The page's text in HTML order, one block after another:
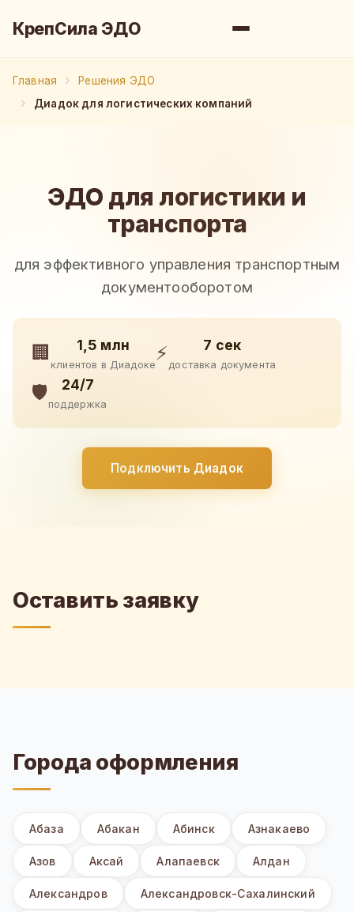
КрепСила ЭДО
Главная
Решения ЭДО
Диадок для логистических компаний
ЭДО для логистики и
транспорта
для эффективного управления транспортным
документооборотом
🏢 1,5 млн
клиентов в Диадоке
⚡ 7 сек
доставка документа
🛡️ 24/7
поддержка
Подключить Диадок
Оставить заявку
Города оформления
Абаза Абакан Абинск Азнакаево
Азов Аксай Алапаевск Алдан
Александров Александровск-Сахалинский